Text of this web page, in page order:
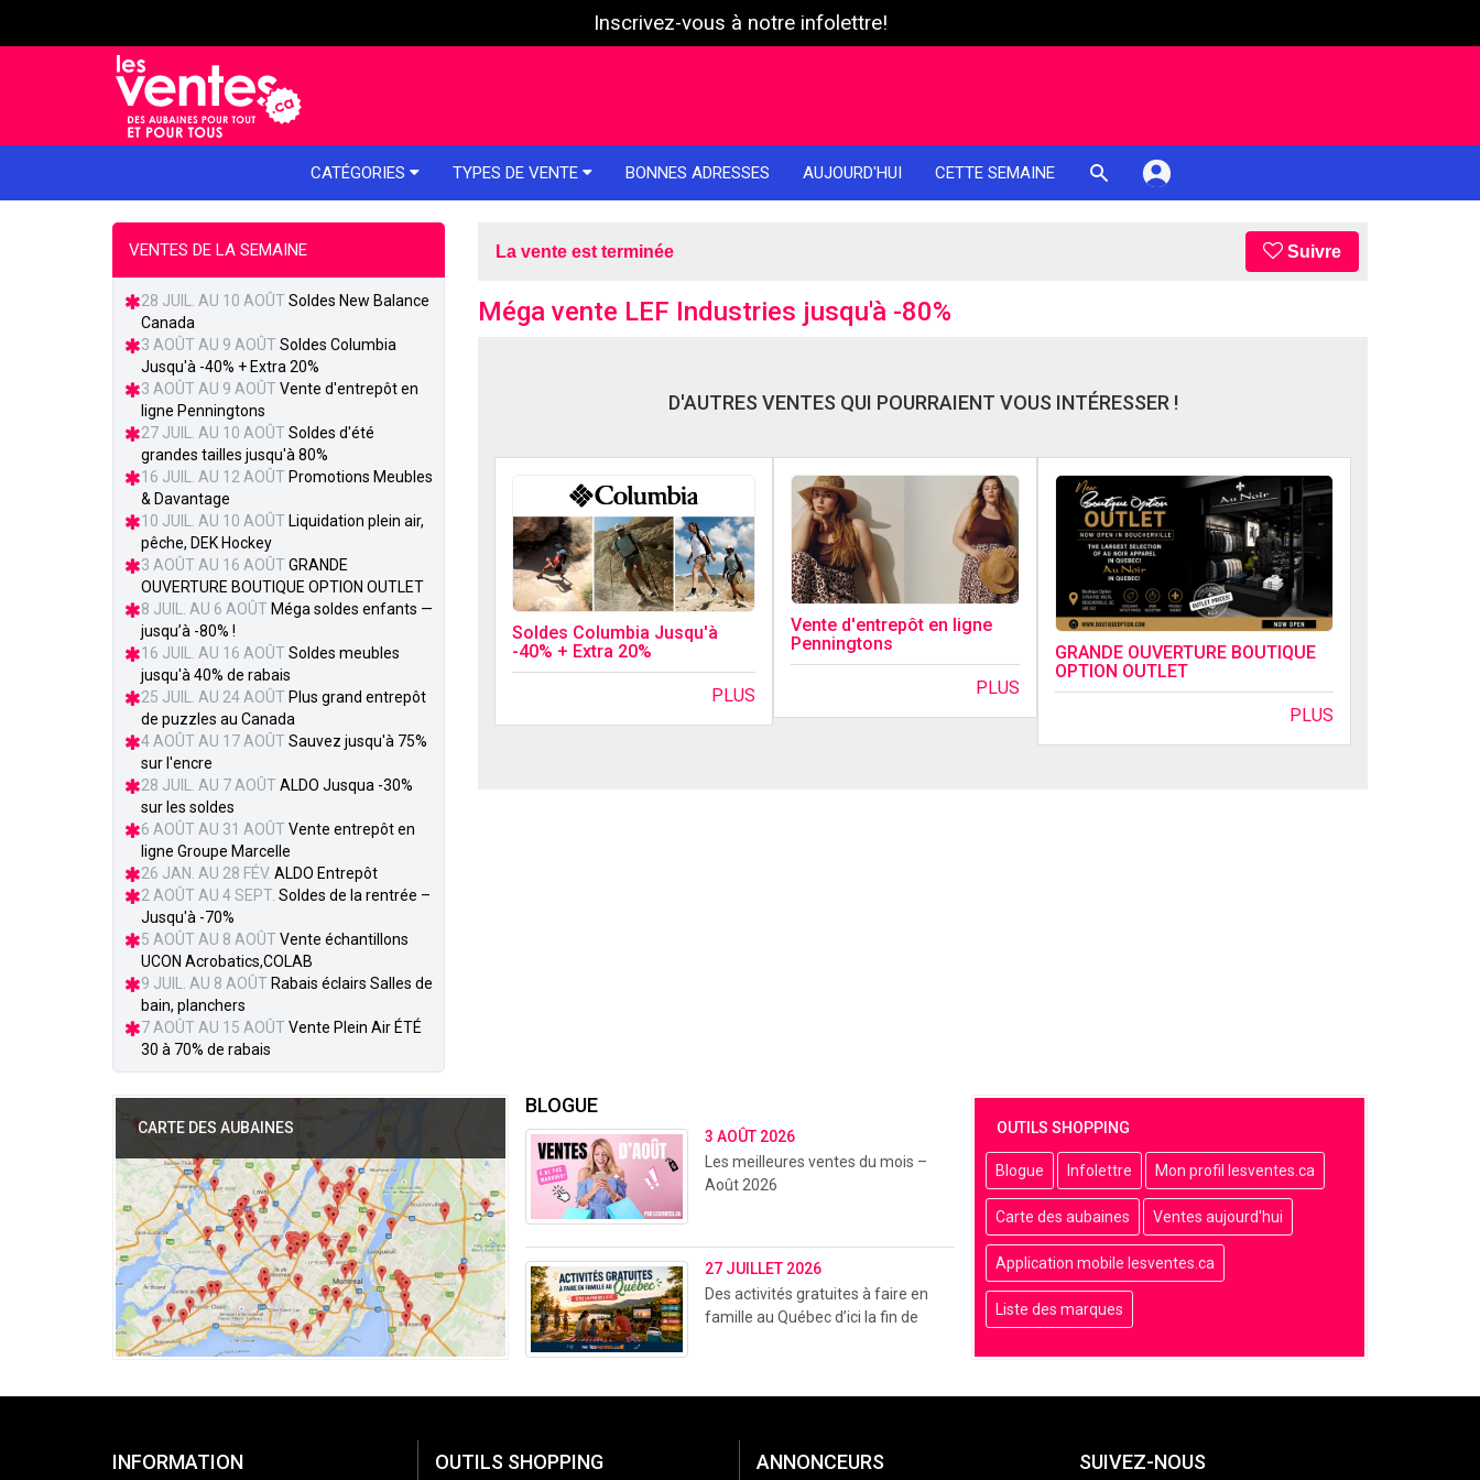
Inscrivez-vous à notre infolettre!
CATÉGORIES TYPES DE VENTE BONNES ADRESSES AUJOURD'HUI CETTE SEMAINE
La vente est terminée Suivre
Méga vente LEF Industries jusqu'à -80%
D'AUTRES VENTES QUI POURRAIENT VOUS INTÉRESSER !
Soldes Columbia Jusqu'à
-40% + Extra 20%
PLUS
Vente d'entrepôt en ligne
Penningtons
PLUS
GRANDE OUVERTURE BOUTIQUE
OPTION OUTLET
PLUS
VENTES DE LA SEMAINE
28 JUIL. AU 10 AOÛT Soldes New Balance
Canada
3 AOÛT AU 9 AOÛT Soldes Columbia
Jusqu'à -40% + Extra 20%
3 AOÛT AU 9 AOÛT Vente d'entrepôt en
ligne Penningtons
27 JUIL. AU 10 AOÛT Soldes d'été
grandes tailles jusqu'à 80%
16 JUIL. AU 12 AOÛT Promotions Meubles
& Davantage
10 JUIL. AU 10 AOÛT Liquidation plein air,
pêche, DEK Hockey
3 AOÛT AU 16 AOÛT GRANDE
OUVERTURE BOUTIQUE OPTION OUTLET
8 JUIL. AU 6 AOÛT Méga soldes enfants —
jusqu’à -80% !
16 JUIL. AU 16 AOÛT Soldes meubles
jusqu'à 40% de rabais
25 JUIL. AU 24 AOÛT Plus grand entrepôt
de puzzles au Canada
4 AOÛT AU 17 AOÛT Sauvez jusqu'à 75%
sur l'encre
28 JUIL. AU 7 AOÛT ALDO Jusqua -30%
sur les soldes
6 AOÛT AU 31 AOÛT Vente entrepôt en
ligne Groupe Marcelle
26 JAN. AU 28 FÉV. ALDO Entrepôt
2 AOÛT AU 4 SEPT. Soldes de la rentrée –
Jusqu'à -70%
5 AOÛT AU 8 AOÛT Vente échantillons
UCON Acrobatics,COLAB
9 JUIL. AU 8 AOÛT Rabais éclairs Salles de
bain, planchers
7 AOÛT AU 15 AOÛT Vente Plein Air ÉTÉ
30 à 70% de rabais
CARTE DES AUBAINES OUTILS SHOPPING
Blogue Infolettre Mon profil lesventes.ca
Carte des aubaines Ventes aujourd'hui
Application mobile lesventes.ca
Liste des marques
BLOGUE
3 AOÛT 2026
Les meilleures ventes du mois –
Août 2026
27 JUILLET 2026
Des activités gratuites à faire en
famille au Québec d’ici la fin de
INFORMATION OUTILS SHOPPING ANNONCEURS SUIVEZ-NOUS